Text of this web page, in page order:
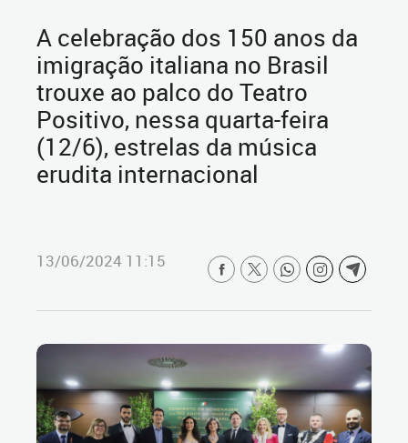
A celebração dos 150 anos da
imigração italiana no Brasil
trouxe ao palco do Teatro
Positivo, nessa quarta-feira
(12/6), estrelas da música
erudita internacional
13/06/2024 11:15